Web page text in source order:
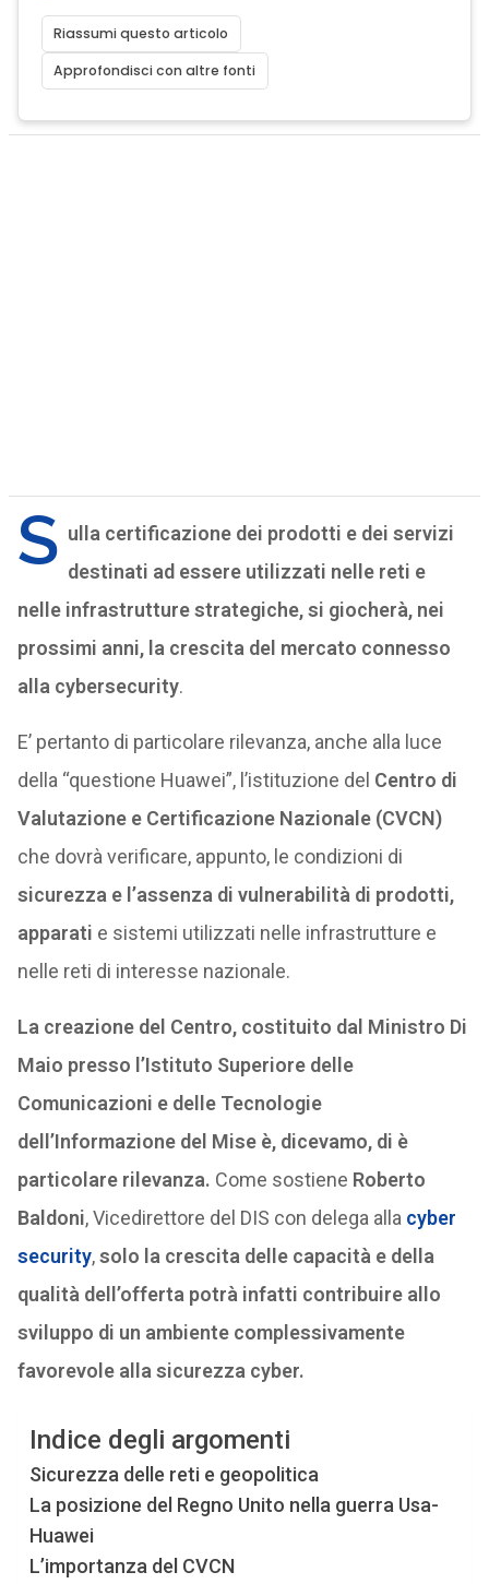
Riassumi questo articolo
Approfondisci con altre fonti
S ulla certificazione dei prodotti e dei servizi
destinati ad essere utilizzati nelle reti e
nelle infrastrutture strategiche, si giocherà, nei
prossimi anni, la crescita del mercato connesso
alla cybersecurity.
E’ pertanto di particolare rilevanza, anche alla luce
della “questione Huawei”, l’istituzione del Centro di
Valutazione e Certificazione Nazionale (CVCN)
che dovrà verificare, appunto, le condizioni di
sicurezza e l’assenza di vulnerabilità di prodotti,
apparati e sistemi utilizzati nelle infrastrutture e
nelle reti di interesse nazionale.
La creazione del Centro, costituito dal Ministro Di
Maio presso l’Istituto Superiore delle
Comunicazioni e delle Tecnologie
dell’Informazione del Mise è, dicevamo, di è
particolare rilevanza. Come sostiene Roberto
Baldoni, Vicedirettore del DIS con delega alla cyber
security,solo la crescita delle capacità e della
qualità dell’offerta potrà infatti contribuire allo
sviluppo di un ambiente complessivamente
favorevole alla sicurezza cyber.
Indice degli argomenti
Sicurezza delle reti e geopolitica
La posizione del Regno Unito nella guerra Usa-
Huawei
L’importanza del CVCN